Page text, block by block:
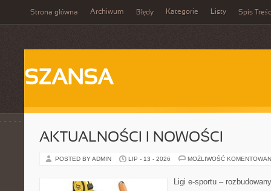
Strona główna Archiwum Błędy Kategorie Listy Spis
SZANSA
AKTUALNOŚCI I NOWOŚCI
POSTED BY ADMIN LIP - 13 - 2026 MOŻLIWOŚĆ
Ligi e-sportu –